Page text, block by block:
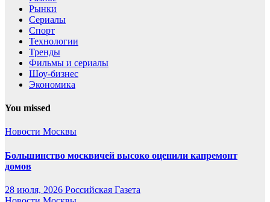
Рынки
Сериалы
Спорт
Технологии
Тренды
Фильмы и сериалы
Шоу-бизнес
Экономика
You missed
Новости Москвы
Большинство москвичей высоко оценили капремонт
домов
28 июля, 2026 Российская Газета